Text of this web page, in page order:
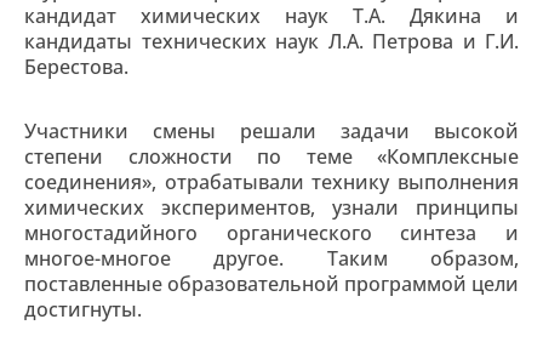
кандидат химических наук Т.А. Дякина и
кандидаты технических наук Л.А. Петрова и Г.И.
Берестова.
Участники смены решали задачи высокой
степени сложности по теме «Комплексные
соединения», отрабатывали технику выполнения
химических экспериментов, узнали принципы
многостадийного органического синтеза и
многое-многое другое. Таким образом,
поставленные образовательной программой цели
достигнуты.